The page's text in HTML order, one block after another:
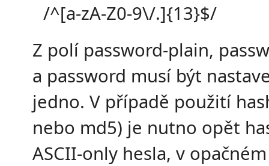
/^[a-zA-Z0-9\/.]{13}$/
Z polí password-plain,
a password musí být
jedno. V případě použití
nebo md5) je nutno opět
ASCII-only hesla, v